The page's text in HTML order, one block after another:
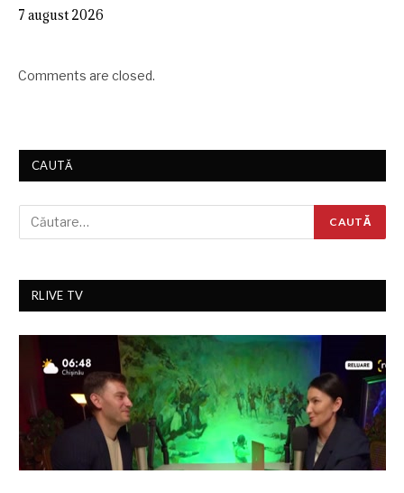
7 august 2026
Comments are closed.
CAUTĂ
RLIVE TV